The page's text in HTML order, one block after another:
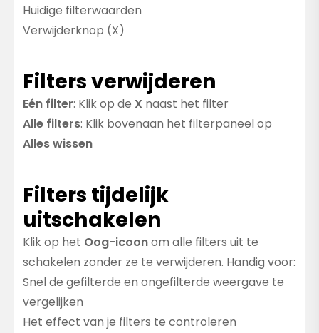
Huidige filterwaarden
Verwijderknop (X)
Filters verwijderen
Eén filter: Klik op de X naast het filter
Alle filters: Klik bovenaan het filterpaneel op
Alles wissen
Filters tijdelijk
uitschakelen
Klik op het Oog-icoonom alle filters uit te
schakelen zonder ze te verwijderen. Handig voor:
Snel de gefilterde en ongefilterde weergave te
vergelijken
Het effect van je filters te controleren